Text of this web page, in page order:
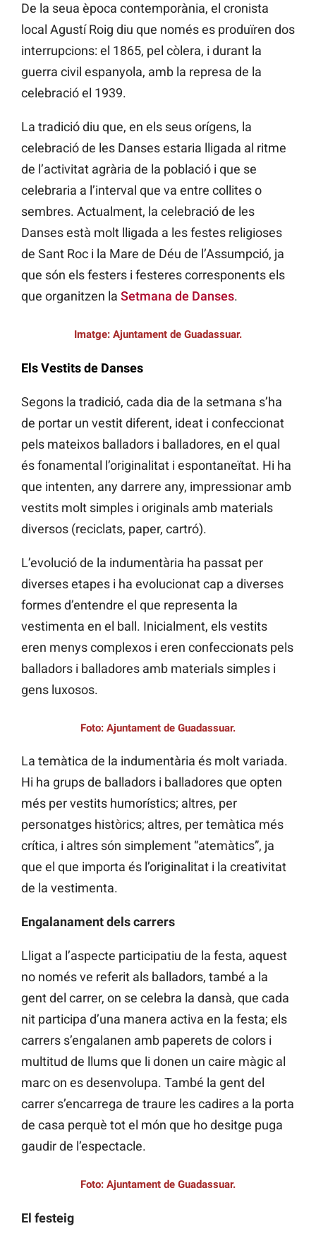
De la seua època contemporània, el cronista
local Agustí Roig diu que només es produïren dos
interrupcions: el 1865, pel còlera, i durant la
guerra civil espanyola, amb la represa de la
celebració el 1939.
La tradició diu que, en els seus orígens, la
celebració de les Danses estaria lligada al ritme
de l’activitat agrària de la població i que se
celebraria a l’interval que va entre collites o
sembres. Actualment, la celebració de les
Danses està molt lligada a les festes religioses
de Sant Roc i la Mare de Déu de l’Assumpció, ja
que són els festers i festeres corresponents els
que organitzen la Setmana de Danses.
Imatge: Ajuntament de Guadassuar.
Els Vestits de Danses
Segons la tradició, cada dia de la setmana s’ha
de portar un vestit diferent, ideat i confeccionat
pels mateixos balladors i balladores, en el qual
és fonamental l’originalitat i espontaneïtat. Hi ha
que intenten, any darrere any, impressionar amb
vestits molt simples i originals amb materials
diversos (reciclats, paper, cartró).
L’evolució de la indumentària ha passat per
diverses etapes i ha evolucionat cap a diverses
formes d’entendre el que representa la
vestimenta en el ball. Inicialment, els vestits
eren menys complexos i eren confeccionats pels
balladors i balladores amb materials simples i
gens luxosos.
Foto: Ajuntament de Guadassuar.
La temàtica de la indumentària és molt variada.
Hi ha grups de balladors i balladores que opten
més per vestits humorístics; altres, per
personatges històrics; altres, per temàtica més
crítica, i altres són simplement “atemàtics”, ja
que el que importa és l’originalitat i la creativitat
de la vestimenta.
Engalanament dels carrers
Lligat a l’aspecte participatiu de la festa, aquest
no només ve referit als balladors, també a la
gent del carrer, on se celebra la dansà, que cada
nit participa d’una manera activa en la festa; els
carrers s’engalanen amb paperets de colors i
multitud de llums que li donen un caire màgic al
marc on es desenvolupa. També la gent del
carrer s’encarrega de traure les cadires a la porta
de casa perquè tot el món que ho desitge puga
gaudir de l’espectacle.
Foto: Ajuntament de Guadassuar.
El festeig